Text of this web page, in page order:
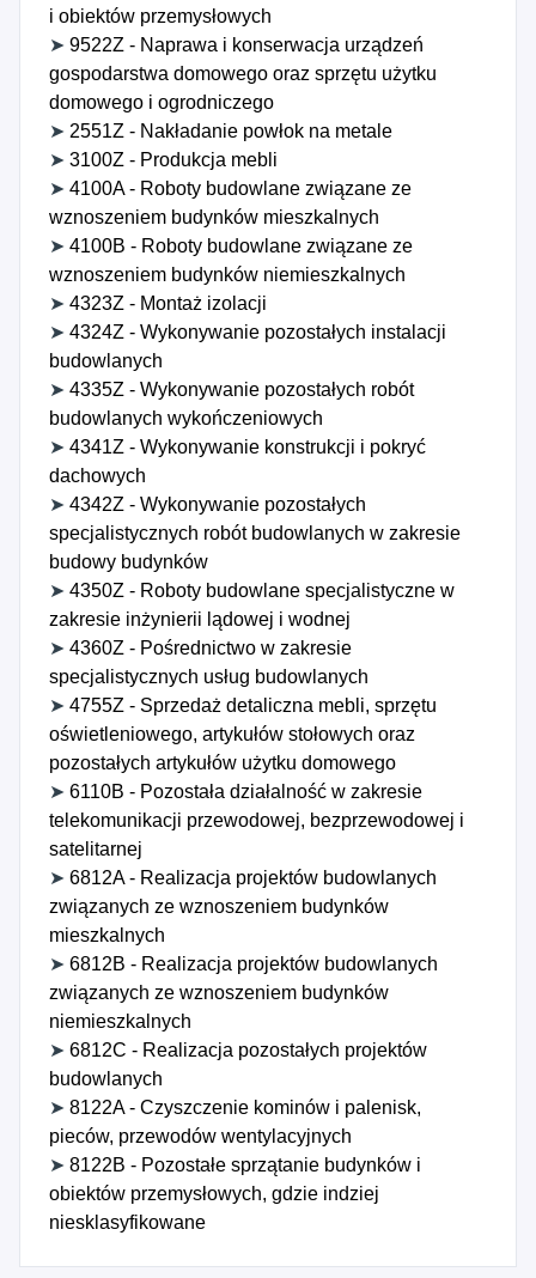
i obiektów przemysłowych
➤ 9522Z - Naprawa i konserwacja urządzeń
gospodarstwa domowego oraz sprzętu użytku
domowego i ogrodniczego
➤ 2551Z - Nakładanie powłok na metale
➤ 3100Z - Produkcja mebli
➤ 4100A - Roboty budowlane związane ze
wznoszeniem budynków mieszkalnych
➤ 4100B - Roboty budowlane związane ze
wznoszeniem budynków niemieszkalnych
➤ 4323Z - Montaż izolacji
➤ 4324Z - Wykonywanie pozostałych instalacji
budowlanych
➤ 4335Z - Wykonywanie pozostałych robót
budowlanych wykończeniowych
➤ 4341Z - Wykonywanie konstrukcji i pokryć
dachowych
➤ 4342Z - Wykonywanie pozostałych
specjalistycznych robót budowlanych w zakresie
budowy budynków
➤ 4350Z - Roboty budowlane specjalistyczne w
zakresie inżynierii lądowej i wodnej
➤ 4360Z - Pośrednictwo w zakresie
specjalistycznych usług budowlanych
➤ 4755Z - Sprzedaż detaliczna mebli, sprzętu
oświetleniowego, artykułów stołowych oraz
pozostałych artykułów użytku domowego
➤ 6110B - Pozostała działalność w zakresie
telekomunikacji przewodowej, bezprzewodowej i
satelitarnej
➤ 6812A - Realizacja projektów budowlanych
związanych ze wznoszeniem budynków
mieszkalnych
➤ 6812B - Realizacja projektów budowlanych
związanych ze wznoszeniem budynków
niemieszkalnych
➤ 6812C - Realizacja pozostałych projektów
budowlanych
➤ 8122A - Czyszczenie kominów i palenisk,
pieców, przewodów wentylacyjnych
➤ 8122B - Pozostałe sprzątanie budynków i
obiektów przemysłowych, gdzie indziej
niesklasyfikowane